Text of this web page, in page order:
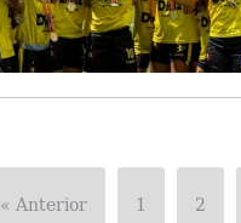
« Anterior 1 2